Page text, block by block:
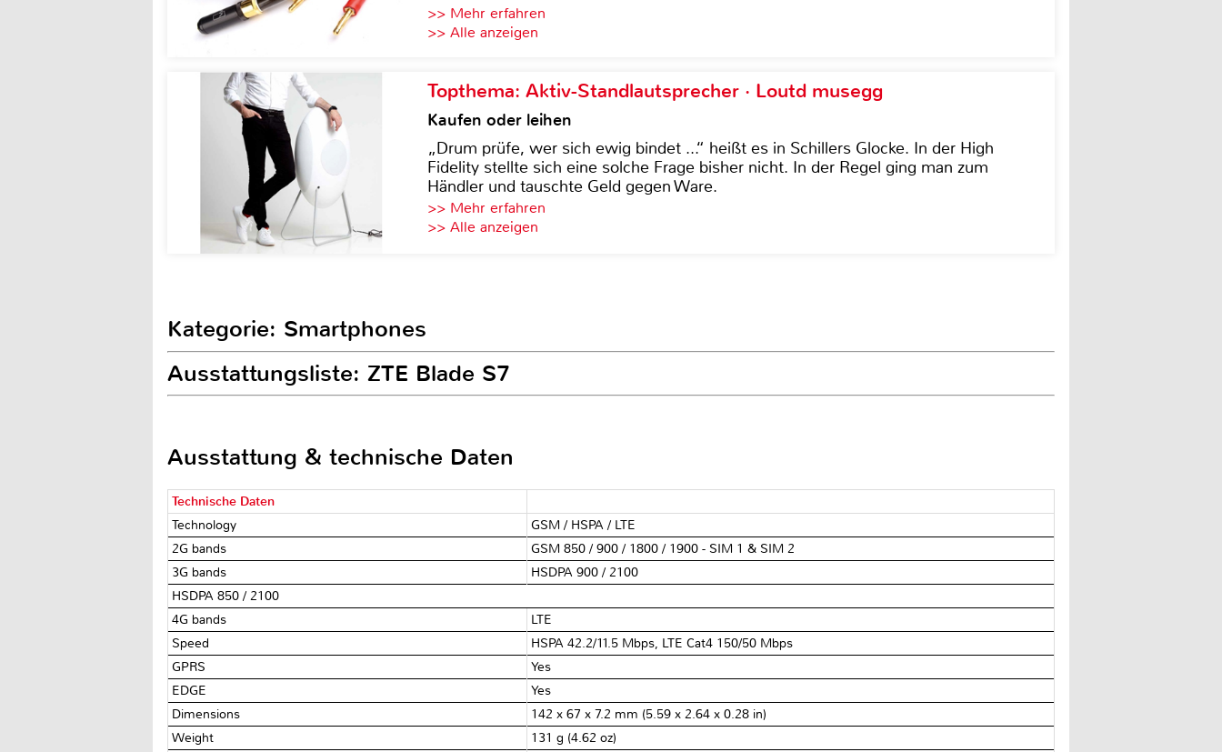
>> Mehr erfahren
>> Alle anzeigen
Topthema: Aktiv-Standlautsprecher · Loutd musegg
Kaufen oder leihen
„Drum prüfe, wer sich ewig bindet ...“ heißt es in Schillers Glocke. In der High
Fidelity stellte sich eine solche Frage bisher nicht. In der Regel ging man zum
Händler und tauschte Geld gegen Ware.
>> Mehr erfahren
>> Alle anzeigen
Kategorie: Smartphones
Ausstattungsliste: ZTE Blade S7
Ausstattung & technische Daten
Technische Daten
Technology
GSM / HSPA / LTE
2G bands
GSM 850 / 900 / 1800 / 1900 - SIM 1 & SIM 2
3G bands
HSDPA 900 / 2100
HSDPA 850 / 2100
4G bands
LTE
Speed
HSPA 42.2/11.5 Mbps, LTE Cat4 150/50 Mbps
GPRS
Yes
EDGE
Yes
Dimensions
142 x 67 x 7.2 mm (5.59 x 2.64 x 0.28 in)
Weight
131 g (4.62 oz)